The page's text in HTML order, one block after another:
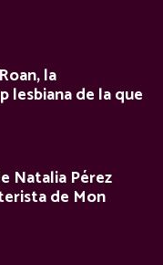
la
lesbiana de la que
Natalia Pérez
de Mon